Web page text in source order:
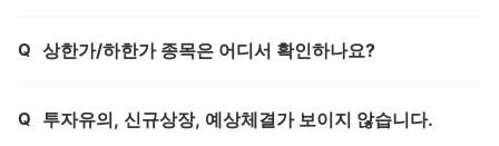
Q 상한가/하한가 종목은 어디서 확인하나요?
Q 투자유의, 신규상장, 예상체결가 보이지 않습니다.